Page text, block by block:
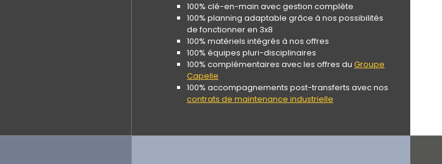
100% clé-en-main avec gestion complète
100% planning adaptable grâce à nos possibilités
de fonctionner en 3x8
100% matériels intégrés à nos offres
100% équipes pluri-disciplinaires
100% complémentaires avec les offres du Groupe
Capelle
100% accompagnements post-transferts avec nos
contrats de maintenance industrielle